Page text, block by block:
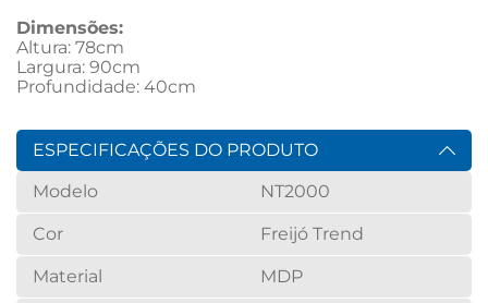
Dimensões:
Altura: 78cm
Largura: 90cm
Profundidade: 40cm
ESPECIFICAÇÕES DO PRODUTO
Modelo
NT2000
Cor Freijó Trend
Material MDP